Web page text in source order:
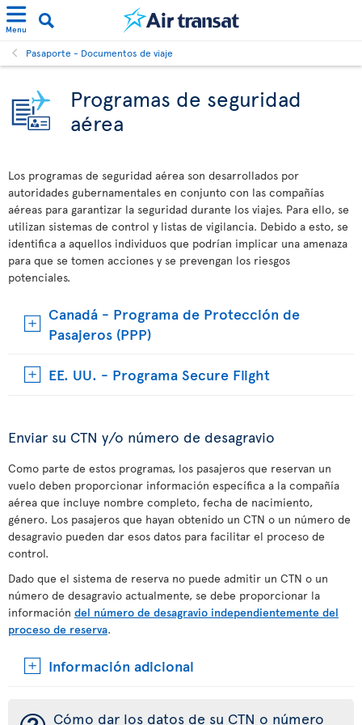
Menu
Pasaporte - Documentos de viaje
Programas de seguridad
aérea
Los programas de seguridad aérea son desarrollados por
autoridades gubernamentales en conjunto con las compañías
aéreas para garantizar la seguridad durante los viajes. Para ello, se
utilizan sistemas de control y listas de vigilancia. Debido a esto, se
identifica a aquellos individuos que podrían implicar una amenaza
para que se tomen acciones y se prevengan los riesgos
potenciales.
Canadá - Programa de Protección de
Pasajeros (PPP)
EE. UU. - Programa Secure Flight
Enviar su CTN y/o número de desagravio
Como parte de estos programas, los pasajeros que reservan un
vuelo deben proporcionar información específica a la compañía
aérea que incluye nombre completo, fecha de nacimiento,
género. Los pasajeros que hayan obtenido un CTN o un número de
desagravio pueden dar esos datos para facilitar el proceso de
control.
Dado que el sistema de reserva no puede admitir un CTN o un
número de desagravio actualmente, se debe proporcionar la
información del número de desagravio independientemente del
proceso de reserva.
Información adicional
Cómo dar los datos de su CTN o número